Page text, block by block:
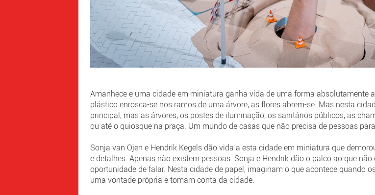
Amanhece e uma cidade em miniatura ganha vida de uma forma absolutamente
plástico enrosca-se nos ramos de uma árvore, as flores abrem-se. Mas nesta
principal, mas as árvores, os postes de iluminação, os sanitários públicos, as
ou até o quiosque na praça. Um mundo de casas que não precisa de pessoas
Sonja van Ojen e Hendrik Kegels dão vida a esta cidade em miniatura que
e detalhes. Apenas não existem pessoas. Sonja e Hendrik dão o palco ao que
oportunidade de falar. Nesta cidade de papel, imaginam o que acontece quando
uma vontade própria e tomam conta da cidade.